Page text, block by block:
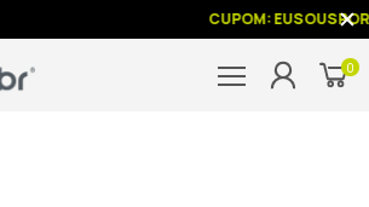
CUPOM:
0